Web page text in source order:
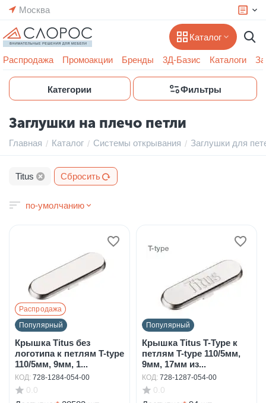
Москва
Каталог
Распродажа Промоакции Бренды 3Д-Базис Каталоги
Категории Фильтры
Заглушки на плечо петли
Главная / Каталог / Системы открывания / Заглушки для
Titus Сбросить
по-умолчанию
Распродажа
Популярный
Крышка Titus без
логотипа к петлям T-type
110/5мм, 9мм, 1...
КОД: 728-1284-054-00
0.0
Популярный
Крышка Titus T-Type к
петлям T-type 110/5мм,
9мм, 17мм из...
КОД: 728-1287-054-00
0.0